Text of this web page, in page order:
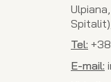
Tel:
E-mail: